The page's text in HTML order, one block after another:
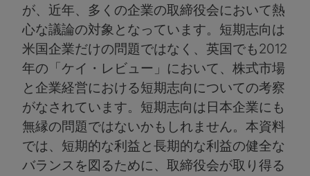
が、近年、多くの企業の取締役会において熱
心な議論の対象となっています。短期志向は
米国企業だけの問題ではなく、英国でも2012
年の「ケイ・レビュー」において、株式市場
と企業経営における短期志向についての考察
がなされています。短期志向は日本企業にも
無縁の問題ではないかもしれません。本資料
では、短期的な利益と長期的な利益の健全な
バランスを図るために、取締役会が取り得る